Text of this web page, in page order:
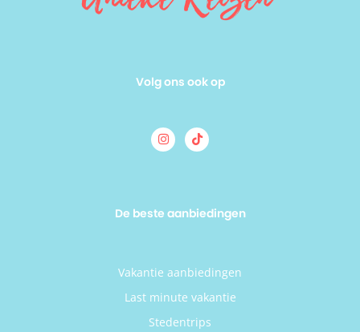
Volg ons ook op
De beste aanbiedingen
Vakantie aanbiedingen
Last minute vakantie
Stedentrips